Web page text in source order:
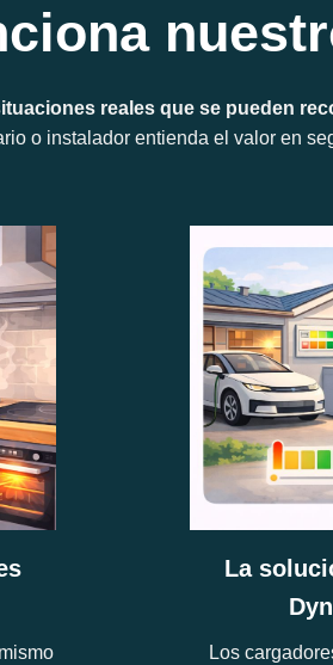
reales que se pueden
o instalador entienda el valor en
La
Los